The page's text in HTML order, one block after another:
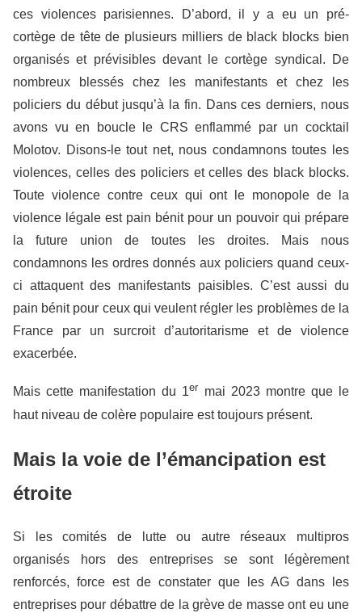
ces violences parisiennes. D’abord, il y a eu un pré-
cortège de tête de plusieurs milliers de black blocks bien
organisés et prévisibles devant le cortège syndical. De
nombreux blessés chez les manifestants et chez les
policiers du début jusqu’à la fin. Dans ces derniers, nous
avons vu en boucle le CRS enflammé par un cocktail
Molotov. Disons-le tout net, nous condamnons toutes les
violences, celles des policiers et celles des black blocks.
Toute violence contre ceux qui ont le monopole de la
violence légale est pain bénit pour un pouvoir qui prépare
la future union de toutes les droites. Mais nous
condamnons les ordres donnés aux policiers quand ceux-
ci attaquent des manifestants paisibles. C’est aussi du
pain bénit pour ceux qui veulent régler les problèmes de la
France par un surcroit d’autoritarisme et de violence
exacerbée.
Mais cette manifestation du 1er mai 2023 montre que le
haut niveau de colère populaire est toujours présent.
Mais la voie de l’émancipation est
étroite
Si les comités de lutte ou autre réseaux multipros
organisés hors des entreprises se sont légèrement
renforcés, force est de constater que les AG dans les
entreprises pour débattre de la grève de masse ont eu une